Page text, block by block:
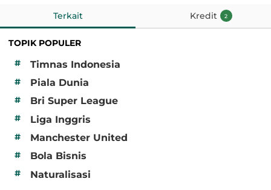
Terkait Kredit 2
TOPIK POPULER
#
Timnas Indonesia
# Piala Dunia
# Bri Super League
# Liga Inggris
# Manchester United
# Bola Bisnis
# Naturalisasi